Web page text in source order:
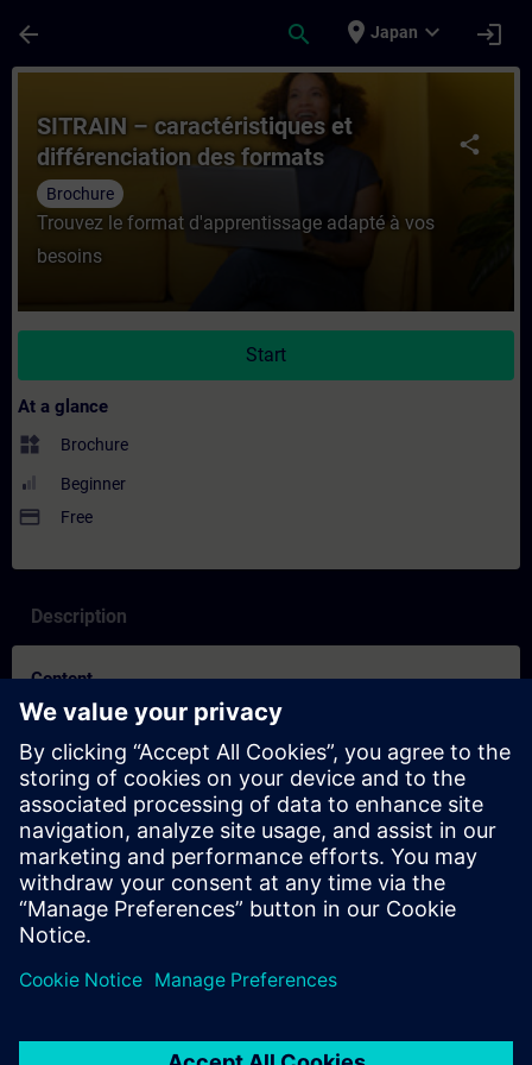
arrow_back search place Japan expand_more login
Course - SITRAIN – caractéristiques et
share
SITRAIN – caractéristiques et
différenciation des formats
d’apprentissage
Brochure
Trouvez le format d'apprentissage adapté à vos
besoins
Start
At a glance
widgets Brochure
Beginner
payment Free
Description
Content
SITRAIN – Characteristics and differentiation of the learning